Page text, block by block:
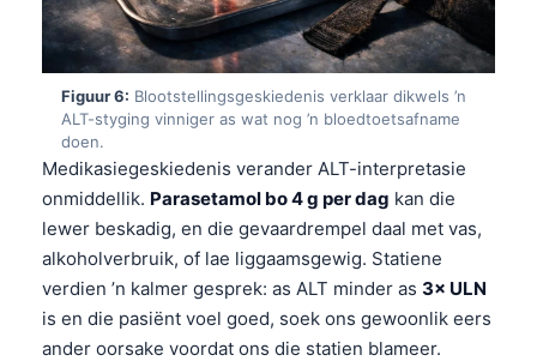
Figuur 6: Blootstellingsgeskiedenis verklaar dikwels ’n
ALT-styging vinniger as wat nog ’n bloedtoetsafname
doen.
Medikasiegeskiedenis verander ALT-interpretasie
onmiddellik. Parasetamol bo 4 g per dag kan die
lewer beskadig, en die gevaardrempel daal met vas,
alkoholverbruik, of lae liggaamsgewig. Statiene
verdien ’n kalmer gesprek: as ALT minder as 3× ULN
is en die pasiënt voel goed, soek ons gewoonlik eers
ander oorsake voordat ons die statien blameer.
Galego
Latviešu valoda
Македонски јазик
Euskara
Gàidhlig
Occitan
العربية المغربية
Монгол
ພາສາລາວ